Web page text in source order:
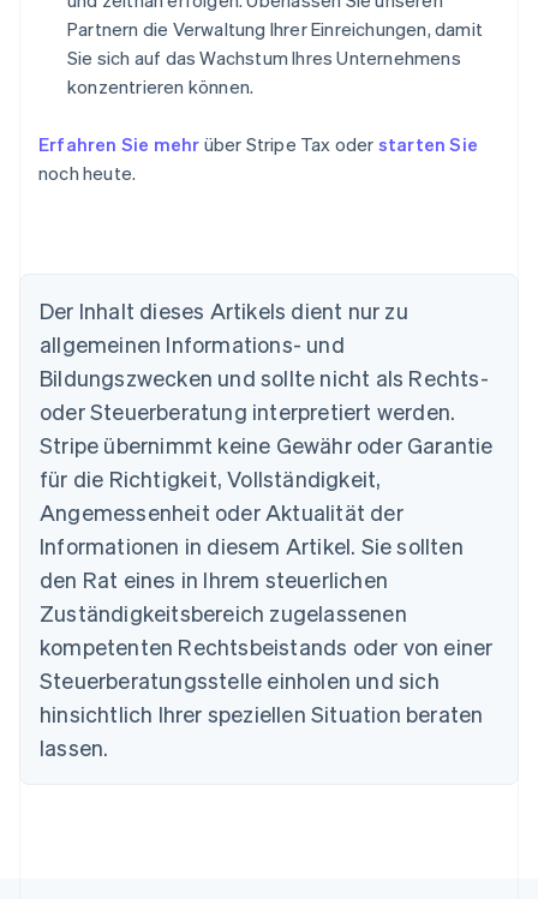
Partnern die Verwaltung Ihrer Einreichungen, damit
Sie sich auf das Wachstum Ihres Unternehmens
konzentrieren können.
Erfahren Sie mehr über Stripe Tax oder starten Sie
noch heute.
Der Inhalt dieses Artikels dient nur zu
allgemeinen Informations- und
Bildungszwecken und sollte nicht als Rechts-
oder Steuerberatung interpretiert werden.
Stripe übernimmt keine Gewähr oder Garantie
für die Richtigkeit, Vollständigkeit,
Angemessenheit oder Aktualität der
Informationen in diesem Artikel. Sie sollten
den Rat eines in Ihrem steuerlichen
Zuständigkeitsbereich zugelassenen
kompetenten Rechtsbeistands oder von einer
Steuerberatungsstelle einholen und sich
hinsichtlich Ihrer speziellen Situation beraten
lassen.
Australien
English
Belgien
NederlandsFrançaisDeutschEnglish
Português English
Bulgarien
English
Dänemark
English
Deutschland
Estland
English